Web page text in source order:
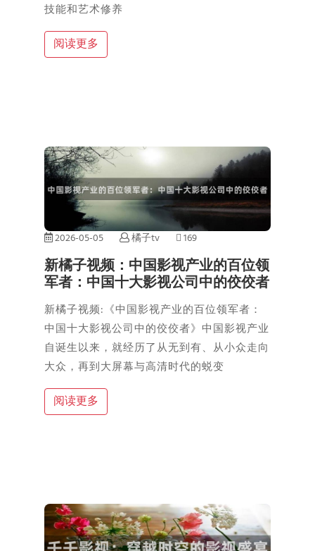
技能和艺术修养
阅读更多
2026-05-05 橘子tv 169
新橘子视频：中国影视产业的百位领
军者：中国十大影视公司中的佼佼者
新橘子视频:《中国影视产业的百位领军者：
中国十大影视公司中的佼佼者》中国影视产业
自诞生以来，就经历了从无到有、从小众走向
大众，再到大屏幕与高清时代的蜕变
阅读更多